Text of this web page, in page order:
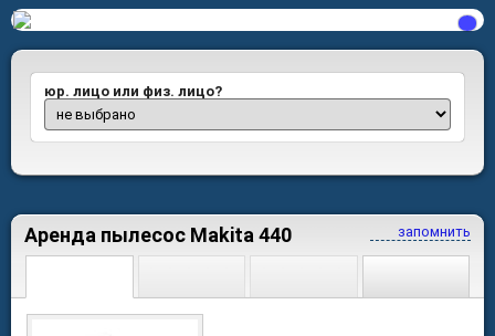
юр. лицо или физ. лицо?
запомнить
Аренда пылесос Makita 440